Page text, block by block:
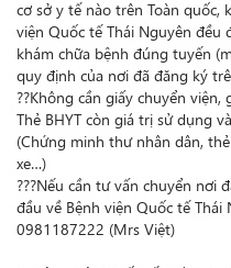
cơ sở y tế nào trên Toàn quốc,
viện Quốc tế Thái Nguyên đều
khám chữa bệnh đúng tuyến
quy định của nơi đã đăng ký
??Không cần giấy chuyển
Thẻ BHYT còn giá trị sử dụng
(Chứng minh thư nhân dân,
xe…)
???Nếu cần tư vấn chuyển nơi
đầu về Bệnh viện Quốc tế
0981187222 (Mrs Việt)